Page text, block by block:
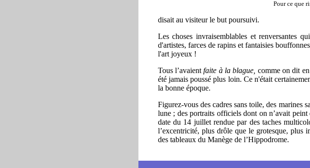
Pour ce que
disait au visiteur le but poursuivi.
Les choses invraisemblables et renversantes
d'artistes, farces de rapins et fantaisies
l'art joyeux !
Tous l’avaientfaite à la blague, comme on dit
été jamais poussé plus loin. Ce n'était certain
la bonne époque.
Figurez-vous des cadres sans toile, des marines
lune ; des portraits officiels dont on n’avait
date du 14 juillet rendue par des taches
l’excentricité, plus drôle que le grotesque, plus
des tableaux du Manège de l’Hippodrome.